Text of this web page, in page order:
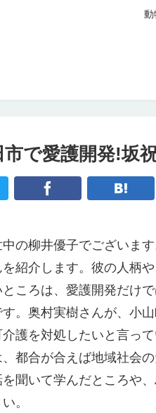
動
で愛護開発!坂
の柳井優子でございま
紹介します。彼の人柄
ころは、愛護開発だけ
。奥村実樹さんが、小
護を対処したいと言っ
都合が合えば地域社会
聞いて学んだところや
。